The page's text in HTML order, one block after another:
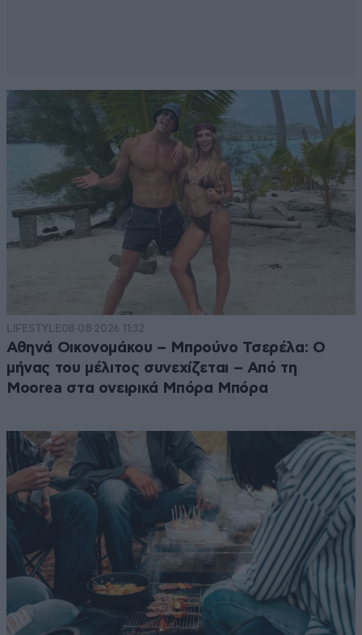
LIFESTYLE08·08·2026 11:32
Αθηνά Οικονομάκου – Μπρούνο Τσερέλα: Ο
μήνας του μέλιτος συνεχίζεται – Από τη
Moorea στα ονειρικά Μπόρα Μπόρα